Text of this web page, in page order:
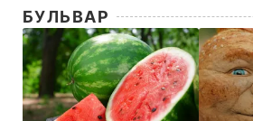
БУЛЬВАР